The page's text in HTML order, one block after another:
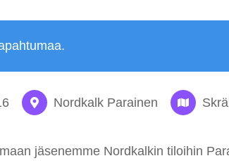
Nordkalk Parainen
jäsenemme Nordkalkin tiloihin